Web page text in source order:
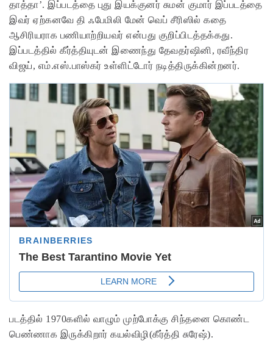
தாத்தா’. இப்படத்தை புது இயக்குனர் சுமன் குமார் இப்படத்தை
இவர் ஏற்கனவே தி ஃபேமிலி மேன் வெப் சீரிஸில் கதை
ஆசிரியராக பணியாற்றியவர் என்பது குறிப்பிடத்தக்கது.
இப்படத்தில் கீர்த்தியுடன் இணைந்து தேவதர்ஷினி, ரவீந்திர
விஜய், எம்.எஸ்.பாஸ்கர் உள்ளிட்டோர் நடித்திருக்கின்றனர்.
படத்தில் 1970களில் வாழும் முற்போக்கு சிந்தனை கொண்ட
பெண்ணாக இருக்கிறார் கயல்விழி(கீர்த்தி சுரேஷ்).